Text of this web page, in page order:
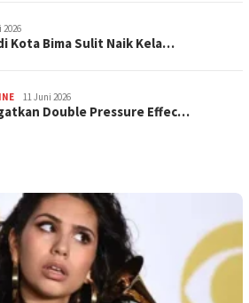
2026
Kota Bima Sulit Naik Kela…
11 Juni 2026
Double Pressure Effec…